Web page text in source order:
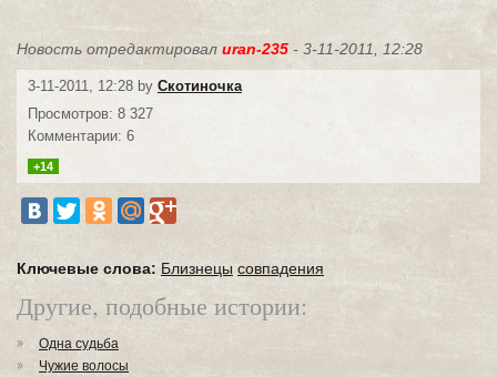
Новость отредактировал uran-235 - 3-11-2011, 12:28
3-11-2011, 12:28 by Скотиночка
Просмотров: 8 327
Комментарии: 6
+14
Ключевые слова: Близнецы совпадения
Другие, подобные истории:
Одна судьба
Чужие волосы